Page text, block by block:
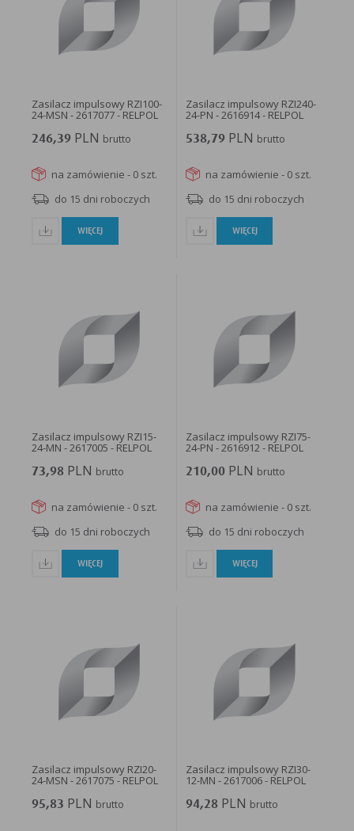
w taki sposób, aby blokować automatyczną obsługę plików „cookies” w ustawieniach przeglądarki
internetowej bądź informować o ich każdorazowym przesłaniu na urządzenie użytkownika.
Szczegółowe informacje o możliwości i sposobach obsługi plików „cookies” dostępne są w
ustawieniach oprogramowania (przeglądarki internetowej).
Ograniczenie stosowania plików „cookies”, może wpłynąć na niektóre funkcjonalności dostępne
na stronie internetowej.
Zasilacz impulsowy RZI100-
24-MSN - 2617077 - RELPOL
246,39PLN brutto
na zamówienie - 0 szt.
do 15 dni roboczych
WIĘCEJ
Zasilacz impulsowy RZI240-
24-PN - 2616914 - RELPOL
538,79 PLN brutto
na zamówienie - 0 szt.
do 15 dni roboczych
WIĘCEJ
Zasilacz impulsowy RZI15-
24-MN - 2617005 - RELPOL
73,98PLN brutto
na zamówienie - 0 szt.
do 15 dni roboczych
WIĘCEJ
Zasilacz impulsowy RZI75-
24-PN - 2616912 - RELPOL
210,00 PLN brutto
na zamówienie - 0 szt.
do 15 dni roboczych
WIĘCEJ
Zasilacz impulsowy RZI20-
24-MSN - 2617075 - RELPOL
95,83 PLN brutto
Zasilacz impulsowy RZI30-
12-MN - 2617006 - RELPOL
94,28 PLN brutto